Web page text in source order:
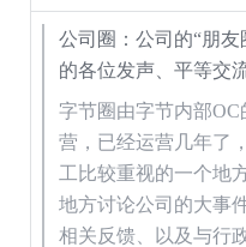
公司圈：公司的“朋友
的各位发声、平等交
字节圈由字节内部OC
营，已经运营几年了
工比较重视的一个地
地方讨论公司的大事
相关反馈、以及与行